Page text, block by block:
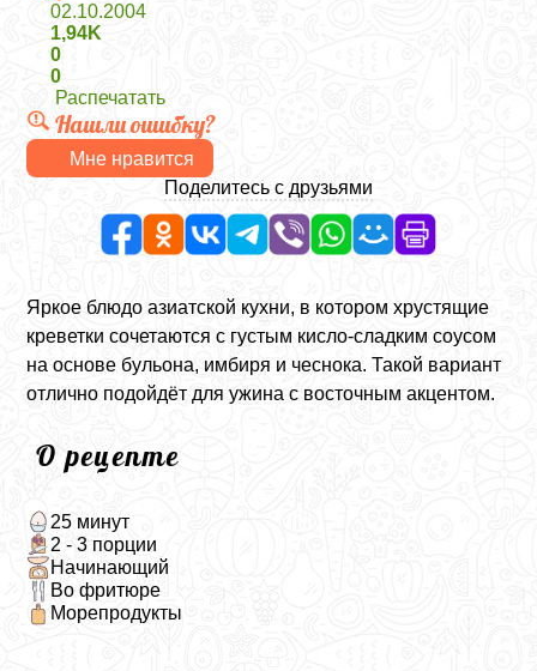
02.10.2004
1,94K
0
0
Распечатать
Нашли ошибку?
Мне нравится
Поделитесь с друзьями
Яркое блюдо азиатской кухни, в котором хрустящие
креветки сочетаются с густым кисло-сладким соусом
на основе бульона, имбиря и чеснока. Такой вариант
отлично подойдёт для ужина с восточным акцентом.
О рецепте
25 минут
2 - 3 порции
Начинающий
Во фритюре
Морепродукты